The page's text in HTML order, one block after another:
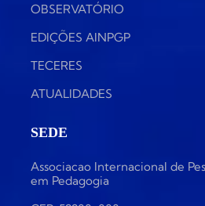
OBSERVATÓRIO
EDIÇÕES AINPGP
TECERES
ATUALIDADES
SEDE
Associacao Internacional de
em Pedagogia